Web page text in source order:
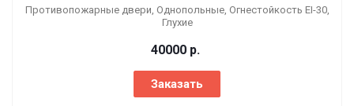
Противопожарные двери, Однопольные, Огнестойкость EI-30,
Глухие
40000 р.
Заказать